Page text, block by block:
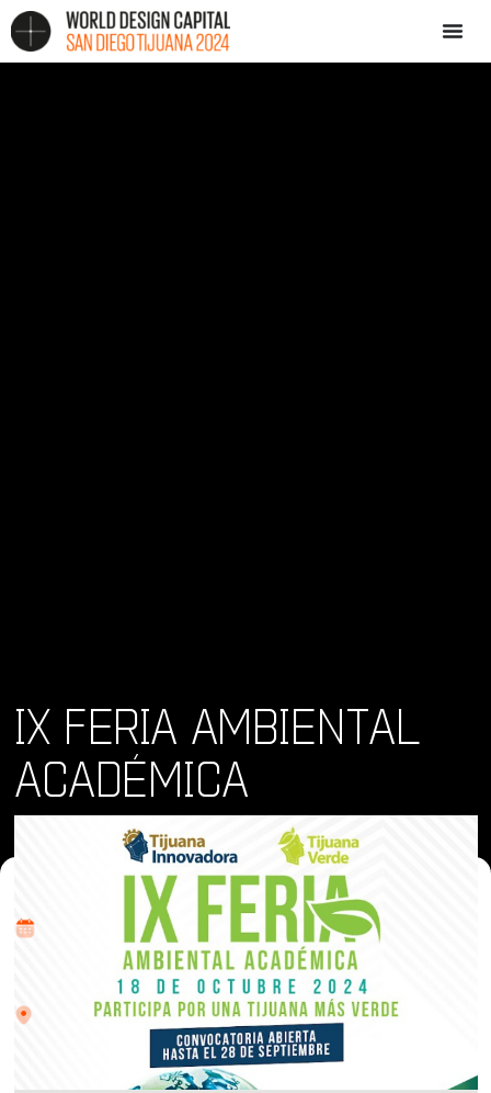
IX FERIA AMBIENTAL
ACADÉMICA
Dónde y Cuándo
vie 18 oct 2024 • 10:00 am
Av. Cetys Universidad.4, El Lago, 22217 Tijuana, B.C.,